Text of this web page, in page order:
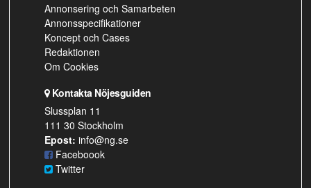
Annonsering och Samarbeten
Annonsspecifikationer
Koncept och Cases
Redaktionen
Om Cookies
Kontakta Nöjesguiden
Slussplan 11
111 30 Stockholm
Epost: info@ng.se
Faceboook
Twitter